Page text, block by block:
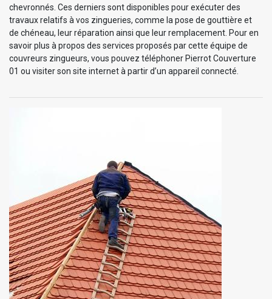
chevronnés. Ces derniers sont disponibles pour exécuter des
travaux relatifs à vos zingueries, comme la pose de gouttière et
de chéneau, leur réparation ainsi que leur remplacement. Pour en
savoir plus à propos des services proposés par cette équipe de
couvreurs zingueurs, vous pouvez téléphoner Pierrot Couverture
01 ou visiter son site internet à partir d’un appareil connecté.